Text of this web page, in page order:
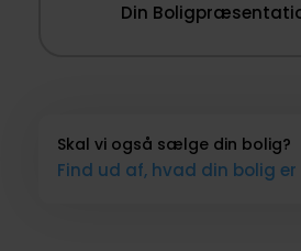
Din
Skal vi også sælge din bolig?
Find ud af, hvad din bolig